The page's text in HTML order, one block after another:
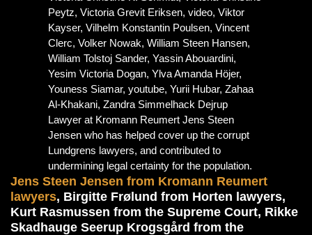
Lawyer at Kromann Reumert Jens Steen
Jensen who has helped cover up the corrupt
Lundgrens lawyers, and contributed to
undermining legal certainty for the population.
Jens Steen Jensen from Kromann Reumert
lawyers, Birgitte Frølund from Horten lawyers,
Kurt Rasmussen from the Supreme Court, Rikke
Skadhauge Seerup Krogsgård from the